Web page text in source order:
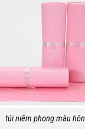
túi niêm phong màu